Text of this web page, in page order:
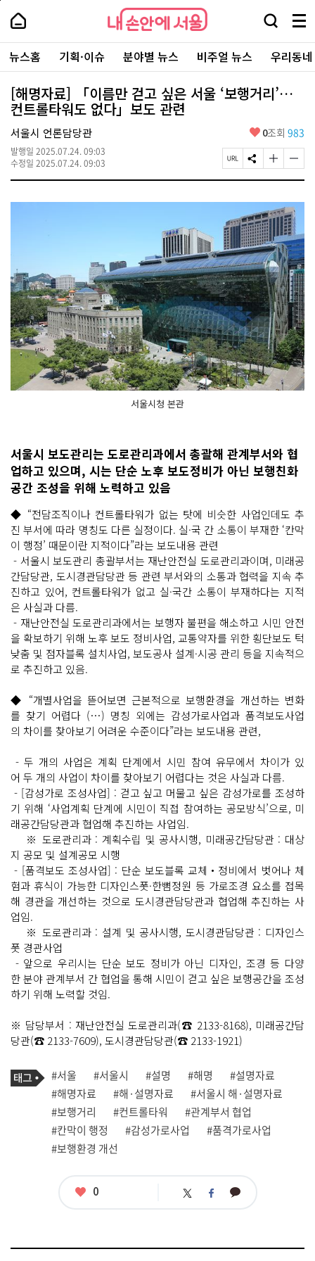
본
로
가
내
손
안
에
서
울
-
서
울
시
대
표
소
통
포
내
손
에
울
검
창
열
기
메
뉴
전
체
보
주
요
서
뉴스홈 기획·이슈 분야별 뉴스 비주얼 뉴스 우리동
[해명자료] 「이름만 걷고 싶은 서울 ‘보행거리’…
컨트롤타워도 없다」보도 관련
서울시 언론담당관
발행일 2025.07.24. 09:03
수정일 2025.07.24. 09:03
좋
요
0조회 983
페
이
U
L
복
사
S
N
공
유
하
기
글
자
기
크
게
변
경
하
기
글
자
기
작
게
변
경
하
기
서울시청 본관
서울시 보도관리는 도로관리과에서 총괄해 관계부서와 협
업하고 있으며, 시는 단순 노후 보도정비가 아닌 보행친화
공간 조성을 위해 노력하고 있음
◆ “전담조직이나 컨트롤타워가 없는 탓에 비슷한 사업인데도 추
진 부서에 따라 명칭도 다른 실정이다. 실·국 간 소통이 부재한 ‘칸막
이 행정’ 때문이란 지적이다”라는 보도내용 관련
- 서울시 보도관리 총괄부서는 재난안전실 도로관리과이며, 미래공
간담당관, 도시경관담당관 등 관련 부서와의 소통과 협력을 지속 추
진하고 있어, 컨트롤타워가 없고 실·국간 소통이 부재하다는 지적
은 사실과 다름.
- 재난안전실 도로관리과에서는 보행자 불편을 해소하고 시민 안전
을 확보하기 위해 노후 보도 정비사업, 교통약자를 위한 횡단보도 턱
낮춤 및 점자블록 설치사업, 보도공사 설계·시공 관리 등을 지속적으
로 추진하고 있음.
◆ “개별사업을 뜯어보면 근본적으로 보행환경을 개선하는 변화
를 찾기 어렵다 (…) 명칭 외에는 감성가로사업과 품격보도사업
의 차이를 찾아보기 어려운 수준이다”라는 보도내용 관련,
- 두 개의 사업은 계획 단계에서 시민 참여 유무에서 차이가 있
어 두 개의 사업이 차이를 찾아보기 어렵다는 것은 사실과 다름.
- [감성가로 조성사업] : 걷고 싶고 머물고 싶은 감성가로를 조성하
기 위해 ‘사업계획 단계에 시민이 직접 참여하는 공모방식’으로, 미
래공간담당관과 협업해 추진하는 사업임.
※ 도로관리과 : 계획수립 및 공사시행, 미래공간담당관 : 대상
지 공모 및 설계공모 시행
- [품격보도 조성사업] : 단순 보도블록 교체‧정비에서 벗어나 체
험과 휴식이 가능한 디자인스폿·한뼘정원 등 가로조경 요소를 접목
해 경관을 개선하는 것으로 도시경관담당관과 협업해 추진하는 사
업임.
※ 도로관리과 : 설계 및 공사시행, 도시경관담당관 : 디자인스
폿 경관사업
- 앞으로 우리시는 단순 보도 정비가 아닌 디자인, 조경 등 다양
한 분야 관계부서 간 협업을 통해 시민이 걷고 싶은 보행공간을 조성
하기 위해 노력할 것임.
※ 담당부서 : 재난안전실 도로관리과(☎ 2133-8168), 미래공간담
당관(☎ 2133-7609), 도시경관담당관(☎ 2133-1921)
기
사
관
련
태
그
태
그
#서울 #서울시 #설명 #해명
#설명자료
#해명자료
#해·설명자료
#서울시 해·설명자료
#보행거리
#컨트롤타워
#관계부서 협업
#칸막이 행정
#감성가로사업
#품격가로사업
#보행환경 개선
좋
0 트 페 카
페
상
단
로